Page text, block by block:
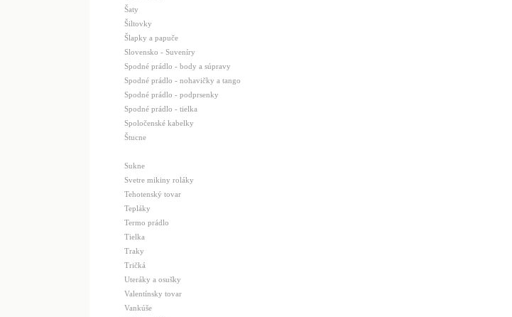
Šaty
Šiltovky
Šlapky a papuče
Slovensko - Suveníry
Spodné prádlo - body a súpravy
Spodné prádlo - nohavičky a tango
Spodné prádlo - podprsenky
Spodné prádlo - tielka
Spoločenské kabelky
Štucne
Sukne
Svetre mikiny roláky
Tehotenský tovar
Tepláky
Termo prádlo
Tielka
Traky
Tričká
Uteráky a osušky
Valentínsky tovar
Vankúše